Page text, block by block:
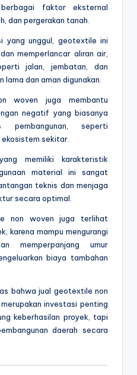
faktor eksternal
dan pergerakan tanah.
yang unggul, geotextile ini
memperlancar aliran air,
jalan, jembatan, dan
lama dan aman digunakan.
woven juga membantu
negatif yang biasanya
seperti
ekosistem sekitar.
memiliki karakteristik
material ini sangat
teknis dan menjaga
secara optimal.
non woven juga terlihat
karena mampu mengurangi
memperpanjang umur
biaya tambahan
bahwa jual geotextile non
investasi penting
keberhasilan proyek, tapi
daerah secara